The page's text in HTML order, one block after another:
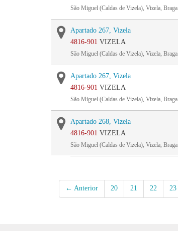
São Miguel (Caldas de Vizela), Vizela, Braga
Apartado 267, Vizela
4816-901 VIZELA
São Miguel (Caldas de Vizela), Vizela, Braga
Apartado 267, Vizela
4816-901 VIZELA
São Miguel (Caldas de Vizela), Vizela, Braga
Apartado 268, Vizela
4816-901 VIZELA
São Miguel (Caldas de Vizela), Vizela, Braga
← Anterior 20 21 22 23